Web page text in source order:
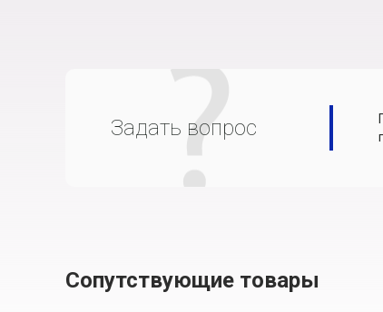
Задать вопрос
Сопутствующие товары